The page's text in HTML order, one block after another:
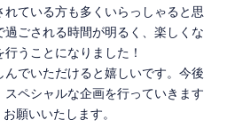
ている方も多くいらっしゃると思
ごされる時間が明るく、楽しくな
うことになりました！
でいただけると嬉しいです。今後
ペシャルな企画を行っていきます
願いいたします。